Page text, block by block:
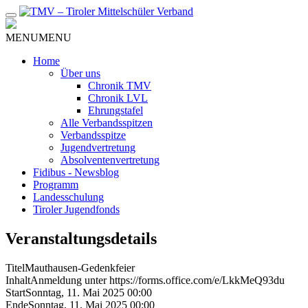
Zum
Inhalt
MENUMENU
Home
Über uns
Chronik TMV
Chronik LVL
Ehrungstafel
Alle Verbandsspitzen
Verbandsspitze
Jugendvertretung
Absolventenvertretung
Fidibus - Newsblog
Programm
Landesschulung
Tiroler Jugendfonds
Veranstaltungsdetails
TitelMauthausen-Gedenkfeier
InhaltAnmeldung unter https://forms.office.com/e/LkkMeQ93du
StartSonntag, 11. Mai 2025 00:00
EndeSonntag, 11. Mai 2025 00:00